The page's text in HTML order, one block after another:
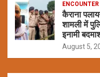
ENCOUNTER
कैराना
शामली में
इनामी
August 5,